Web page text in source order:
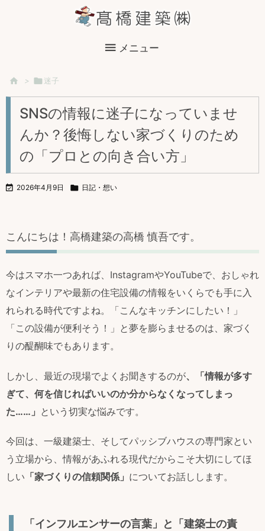
メニュー
 > 迷子
SNSの情報に迷子になっていませ
んか？後悔しない家づくりのため
の「プロとの向き合い方」
 2026年4月9日  日記・想い
こんにちは！高橋建築の高橋 慎吾です。
今はスマホ一つあれば、InstagramやYouTubeで、おしゃれ
なインテリアや最新の住宅設備の情報をいくらでも手に入
れられる時代ですよね。「こんなキッチンにしたい！」
「この設備が便利そう！」と夢を膨らませるのは、家づく
りの醍醐味でもあります。
しかし、最近の現場でよくお聞きするのが、「情報が多す
ぎて、何を信じればいいのか分からなくなってしまっ
た……」 という切実な悩みです。
今回は、一級建築士、そしてパッシブハウスの専門家とい
う立場から、情報があふれる現代だからこそ大切にしてほ
しい 「家づくりの信頼関係」 についてお話しします。
「インフルエンサーの言葉」と「建築士の責